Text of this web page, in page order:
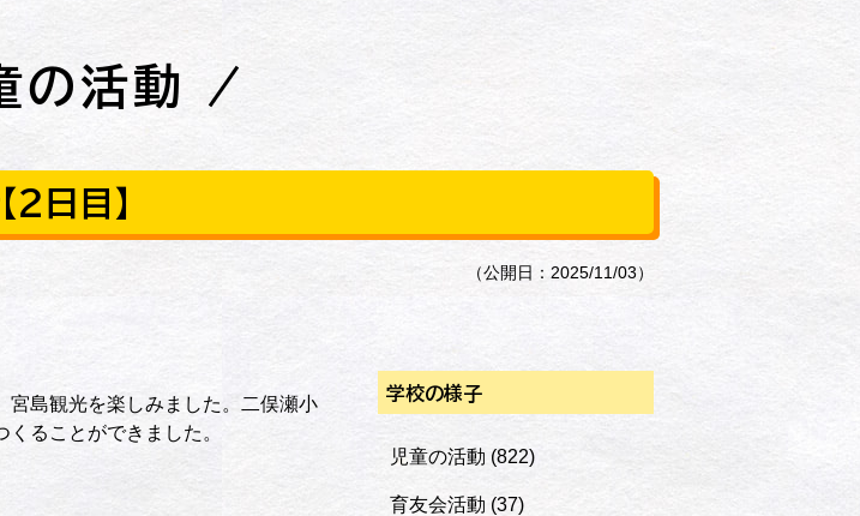
の活動
日目】
（公開日：2025/11/03）
島観光を楽しみました。二俣瀬小
ることができました。
学校の様子
児童の活動 (822)
育友会活動 (37)